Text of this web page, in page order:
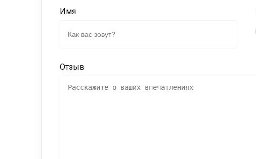
Имя
Отзыв